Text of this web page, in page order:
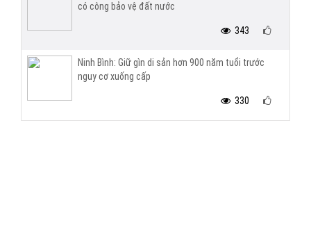
có công bảo vệ đất nước
343
Ninh Bình: Giữ gìn di sản hơn 900 năm tuổi trước
nguy cơ xuống cấp
330